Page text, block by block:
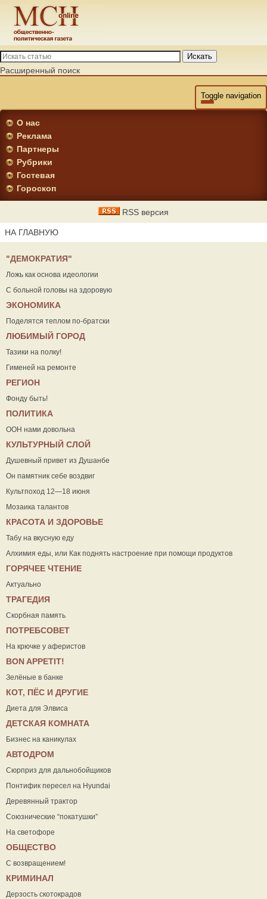
Искать
Расширенный поиск
Toggle navigation
О нас
Реклама
Партнеры
Рубрики
Гостевая
Гороскоп
RSS версия
НА ГЛАВНУЮ
"ДЕМОКРАТИЯ"
Ложь как основа идеологии
С больной головы на здоровую
ЭКОНОМИКА
Поделятся теплом по-братски
ЛЮБИМЫЙ ГОРОД
Тазики на полку!
Гименей на ремонте
РЕГИОН
Фонду быть!
ПОЛИТИКА
ООН нами довольна
КУЛЬТУРНЫЙ СЛОЙ
Душевный привет из Душанбе
Он памятник себе воздвиг
Культпоход 12—18 июня
Мозаика талантов
КРАСОТА И ЗДОРОВЬЕ
Табу на вкусную еду
Алхимия еды, или Как поднять настроение при помощи продуктов
ГОРЯЧЕЕ ЧТЕНИЕ
Актуально
ТРАГЕДИЯ
Скорбная память
ПОТРЕБСОВЕТ
На крючке у аферистов
ВON APPETIT!
Зелёные в банке
КОТ, ПЁС И ДРУГИЕ
Диета для Элвиса
ДЕТСКАЯ КОМНАТА
Бизнес на каникулах
АВТОДРОМ
Сюрприз для дальнобойщиков
Понтифик пересел на Hyundai
Деревянный трактор
Союзнические “покатушки”
На светофоре
ОБЩЕСТВО
С возвращением!
КРИМИНАЛ
Дерзость скотокрадов